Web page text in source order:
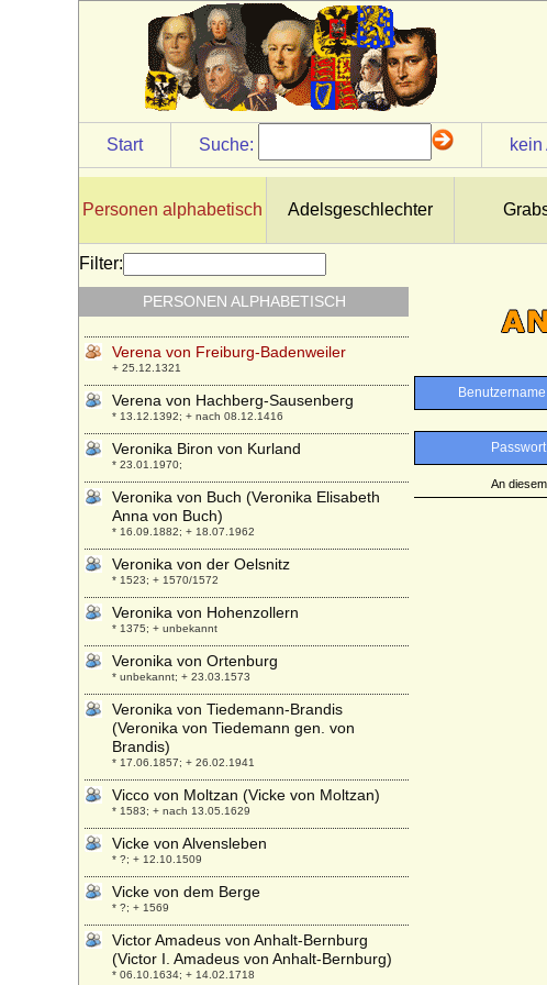
Start Suche: kein
Personen alphabetisch Adelsgeschlechter
Filter:
PERSONEN ALPHABETISCH
* 1442; + 26.11.1518
Vazul von Ungarn
Veit I. von Schönburg-Glauchau und
Waldenburg
+ 1423
Vera Freiin Schäffer von Bernstein
Vera Konstantinowa von Rußland
* 04.02.1854; + 11.04.1912
Vera Petrowna Protassowa, Gräfin
* 1780; + 02.11.1814
Vera von Hannover
* 05.11.1976;
Verena von Freiburg-Badenweiler
+ 25.12.1321
Verena von Hachberg-Sausenberg
* 13.12.1392; + nach 08.12.1416
Veronika Biron von Kurland
* 23.01.1970;
Veronika von Buch (Veronika Elisabeth
Anna von Buch)
* 16.09.1882; + 18.07.1962
Veronika von der Oelsnitz
* 1523; + 1570/1572
Veronika von Hohenzollern
* 1375; + unbekannt
Veronika von Ortenburg
* unbekannt; + 23.03.1573
Veronika von Tiedemann-Brandis
(Veronika von Tiedemann gen. von
Brandis)
* 17.06.1857; + 26.02.1941
Vicco von Moltzan (Vicke von Moltzan)
* 1583; + nach 13.05.1629
Vicke von Alvensleben
* ?; + 12.10.1509
Vicke von dem Berge
* ?; + 1569
Victor Amadeus von Anhalt-Bernburg
(Victor I. Amadeus von Anhalt-Bernburg)
* 06.10.1634; + 14.02.1718